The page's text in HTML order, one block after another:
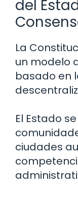
del
La
un modelo
basado en
El Estado
ciudades